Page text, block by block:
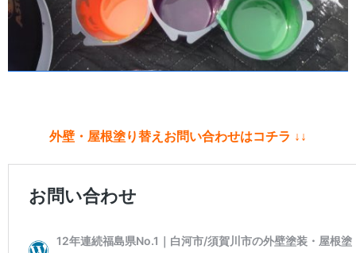
外壁・屋根塗り替えお問い合わせはコチラ ↓↓